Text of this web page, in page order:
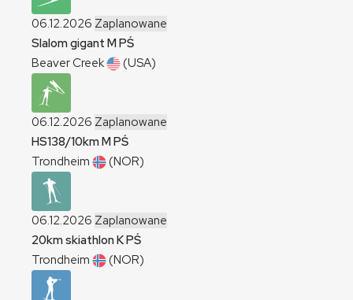
06.12.2026 Zaplanowane
Slalom gigant MPŚ
Beaver Creek
(USA)
06.12.2026 Zaplanowane
HS138/10kmMPŚ
Trondheim
(NOR)
06.12.2026 Zaplanowane
20km skiathlonKPŚ
Trondheim
(NOR)